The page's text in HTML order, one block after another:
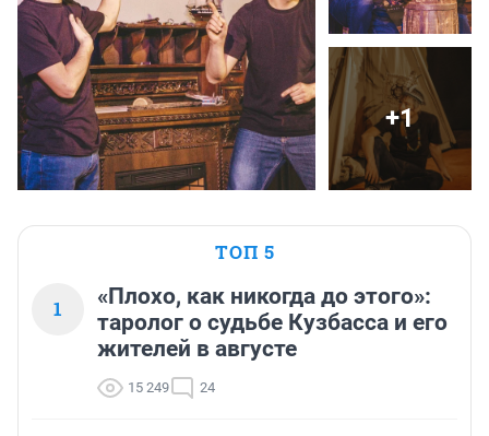
+1
ТОП 5
1
«Плохо, как никогда до этого»:
таролог о судьбе Кузбасса и его
жителей в августе
15 249 24